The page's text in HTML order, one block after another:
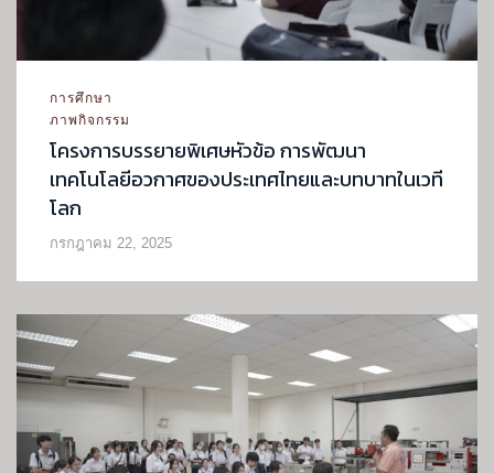
การศึกษา
ภาพกิจกรรม
โครงการบรรยายพิเศษหัวข้อ การพัฒนา
เทคโนโลยีอวกาศของประเทศไทยและบทบาทในเวที
โลก
กรกฎาคม 22, 2025